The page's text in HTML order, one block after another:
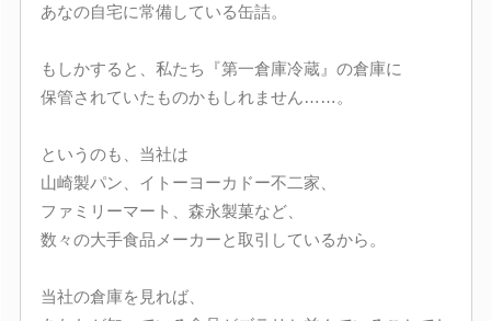
あなの自宅に常備している缶詰。
もしかすると、私たち『第一倉庫冷蔵』の倉庫に
保管されていたものかもしれません……。
というのも、当社は
山崎製パン、イトーヨーカドー不二家、
ファミリーマート、森永製菓など、
数々の大手食品メーカーと取引しているから。
当社の倉庫を見れば、